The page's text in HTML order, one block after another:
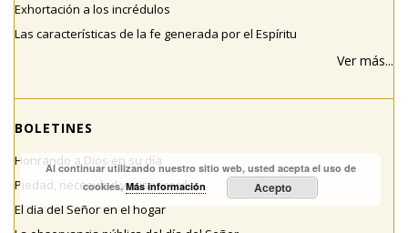
Exhortación a los incrédulos
Las características de la fe generada por el Espíritu
Ver más...
BOLETINES
Honrando a Dios en su día
Piedad, necesidad y misericordia
El día del Señor en el hogar
Al continuar utilizando nuestro sitio web, usted acepta el uso de
cookies.Más información Acepto